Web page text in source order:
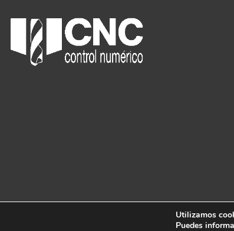
Utilizamos
Puedes